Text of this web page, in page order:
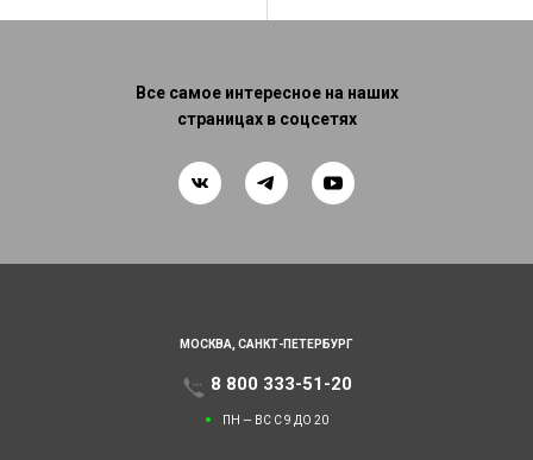
Все самое интересное на наших
страницах в соцсетях
МОСКВА, САНКТ-ПЕТЕРБУРГ
8 800 333-51-20
ПН — ВС С 9 ДО 20